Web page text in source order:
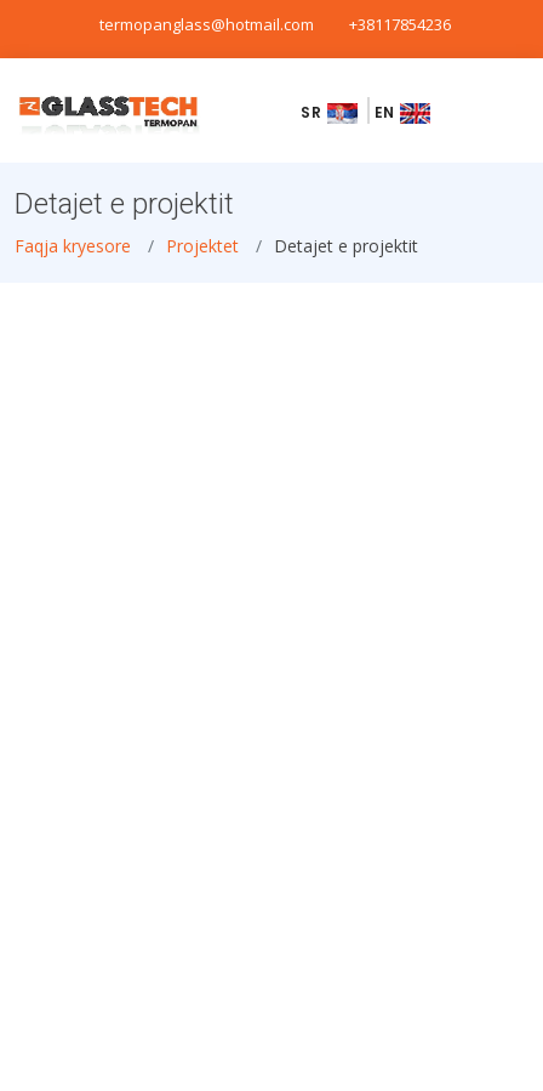
termopanglass@hotmail.com +38117854236
SR EN
Detajet e projektit
Faqja kryesore Projektet Detajet e projektit